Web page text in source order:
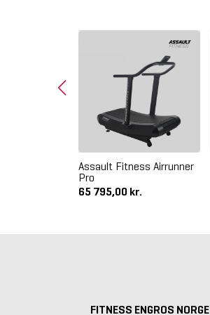
Assault Fitness Airrunner
Pro
65 795,00 kr.
FITNESS ENGROS NORGE